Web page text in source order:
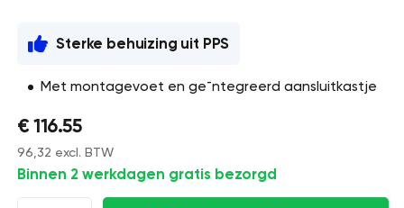
Sterke behuizing uit PPS
Met montagevoet en ge¯ntegreerd aansluitkastje
€ 116.55
96,32 excl. BTW
Binnen 2 werkdagen gratis bezorgd